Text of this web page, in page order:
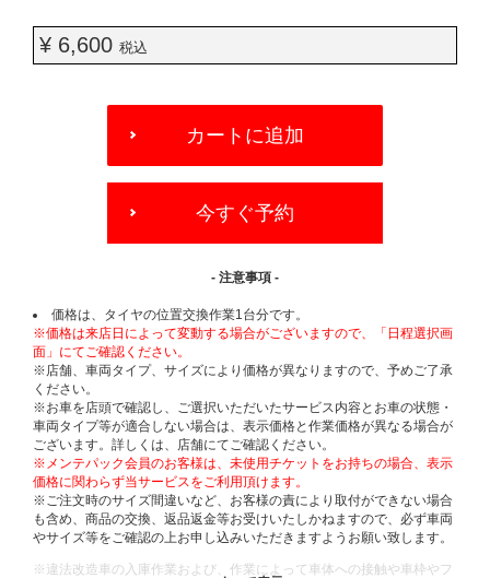
¥ 6,600 税込
OPTIONS
カートに追加
今すぐ予約
- 注意事項 -
価格は、タイヤの位置交換作業1台分です。
※価格は来店日によって変動する場合がございますので、「日程選択画
面」にてご確認ください。
※店舗、車両タイプ、サイズにより価格が異なりますので、予めご了承
ください。
※お車を店頭で確認し、ご選択いただいたサービス内容とお車の状態・
車両タイプ等が適合しない場合は、表示価格と作業価格が異なる場合が
ございます。詳しくは、店舗にてご確認ください。
※メンテパック会員のお客様は、未使用チケットをお持ちの場合、表示
価格に関わらず当サービスをご利用頂けます。
※ご注文時のサイズ間違いなど、お客様の責により取付ができない場合
も含め、商品の交換、返品返金等お受けいたしかねますので、必ず車両
やサイズ等をご確認の上お申し込みいただきますようお願い致します。
※違法改造車の入庫作業および、作業によって車体への接触や車枠やフ